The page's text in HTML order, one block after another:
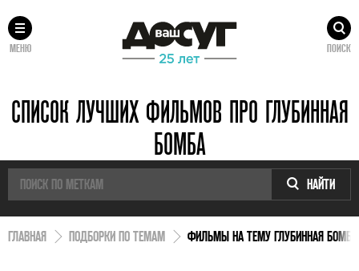
МЕНЮ ПОИСК
СПИСОК ЛУЧШИХ ФИЛЬМОВ ПРО ГЛУБИННАЯ
БОМБА
НАЙТИ
ГЛАВНАЯ ПОДБОРКИ ПО ТЕМАМ ФИЛЬМЫ НА ТЕМУ ГЛУБИННАЯ БОМБА